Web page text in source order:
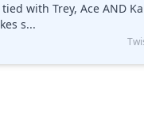
with Trey, Ace AND
s...